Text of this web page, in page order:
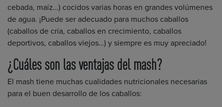
cebada, maíz…) cocidos varias horas en grandes volúmenes
de agua. ¡Puede ser adecuado para muchos caballos
(caballos de cría, caballos en crecimiento, caballos
deportivos, caballos viejos…) y siempre es muy apreciado!
¿Cuáles son las ventajas del mash?
El mash tiene muchas cualidades nutricionales necesarias
para el buen desarrollo de los caballos: